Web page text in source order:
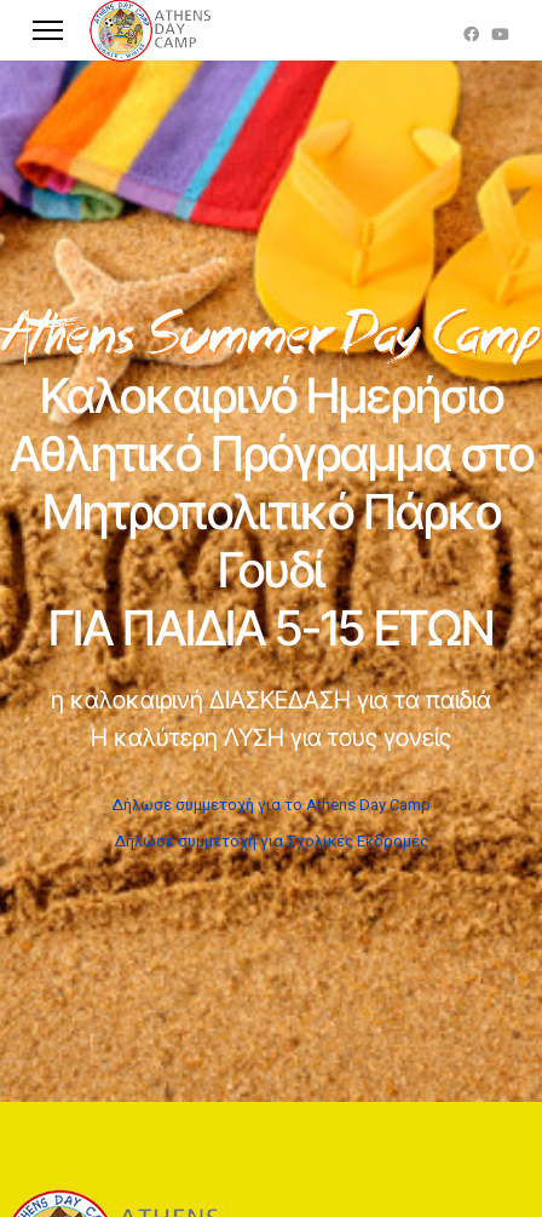
Καλοκαιρινό Ημερήσιο
Αθλητικό Πρόγραμμα στο
Μητροπολιτικό Πάρκο
Γουδί
ΓΙΑ ΠΑΙΔΙΑ 5-15 ΕΤΩΝ
η καλοκαιρινή ΔΙΑΣΚΕΔΑΣΗ για τα παιδιά
Η καλύτερη ΛΥΣΗ για τους γονείς
Δήλωσε συμμετοχή για το Athens Day Camp
Δήλωσε συμμετοχή για Σχολικές Εκδρομές